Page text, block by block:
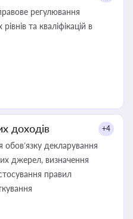
регулювання
та кваліфікацій в
доходів +4
обов’язку декларування
джерел, визначення
правил